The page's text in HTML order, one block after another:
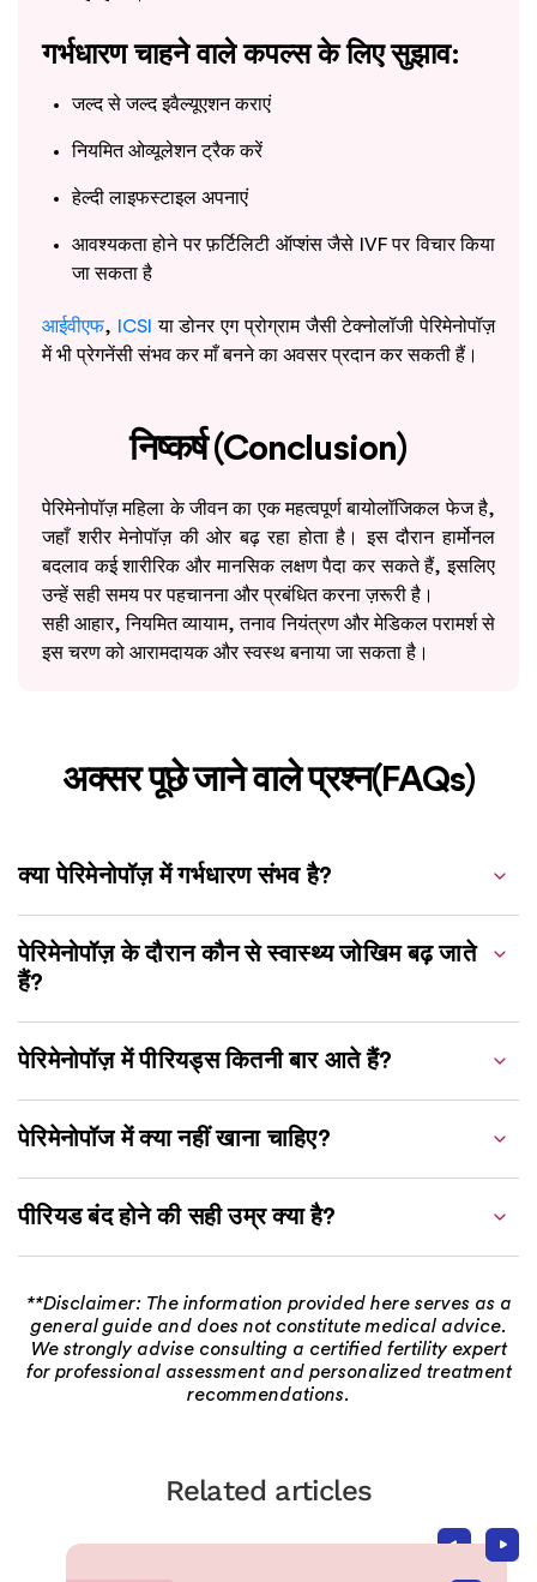
गर्भधारण चाहने वाले कपल्स के लिए सुझाव:
जल्द से जल्द इवैल्यूएशन कराएं
नियमित ओव्यूलेशन ट्रैक करें
हेल्दी लाइफस्टाइल अपनाएं
आवश्यकता होने पर फ़र्टिलिटी ऑप्शंस जैसे IVF पर विचार किया
जा सकता है
आईवीएफ, ICSI या डोनर एग प्रोग्राम जैसी टेक्नोलॉजी पेरिमेनोपॉज़
में भी प्रेगनेंसी संभव कर माँ बनने का अवसर प्रदान कर सकती हैं।
निष्कर्ष (Conclusion)
पेरिमेनोपॉज़ महिला के जीवन का एक महत्वपूर्ण बायोलॉजिकल फेज है,
जहाँ शरीर मेनोपॉज़ की ओर बढ़ रहा होता है। इस दौरान हार्मोनल
बदलाव कई शारीरिक और मानसिक लक्षण पैदा कर सकते हैं, इसलिए
उन्हें सही समय पर पहचानना और प्रबंधित करना ज़रूरी है।
सही आहार, नियमित व्यायाम, तनाव नियंत्रण और मेडिकल परामर्श से
इस चरण को आरामदायक और स्वस्थ बनाया जा सकता है।
अक्सर पूछे जाने वाले प्रश्न(FAQs)
क्या पेरिमेनोपॉज़ में गर्भधारण संभव है?
पेरिमेनोपॉज़ के दौरान कौन से स्वास्थ्य जोखिम बढ़ जाते
हैं?
पेरिमेनोपॉज़ में पीरियड्स कितनी बार आते हैं?
पेरिमेनोपॉज में क्या नहीं खाना चाहिए?
पीरियड बंद होने की सही उम्र क्या है?
**Disclaimer: The information provided here serves as a
general guide and does not constitute medical advice.
We strongly advise consulting a certified fertility expert
for professional assessment and personalized treatment
recommendations.
Related articles